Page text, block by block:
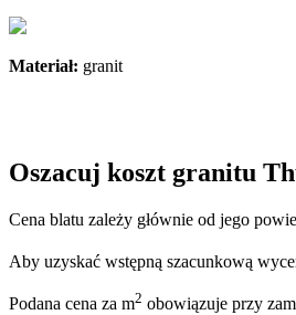
Materiał: granit
Oszacuj koszt granitu
Cena blatu zależy głównie od jego
Aby uzyskać wstępną szacunkową
Podana cena za m2 obowiązuje przy